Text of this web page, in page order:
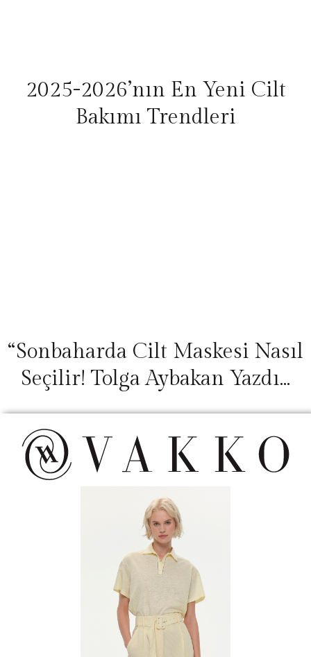
2025-2026’nın En Yeni Cilt
Bakımı Trendleri
“Sonbaharda Cilt Maskesi Nasıl
Seçilir! Tolga Aybakan Yazdı…